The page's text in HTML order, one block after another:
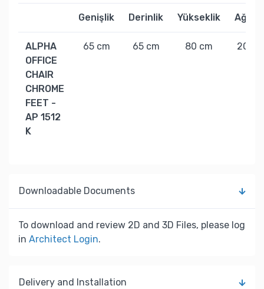
Genişlik Derinlik Yükseklik Ağırlık
ALPHA
OFFICE
CHAIR
CHROME
FEET -
AP 1512
K
65 cm 65 cm 80 cm 20 kg
Downloadable Documents
To download and review 2D and 3D Files, please log
in Architect Login.
Delivery and Installation